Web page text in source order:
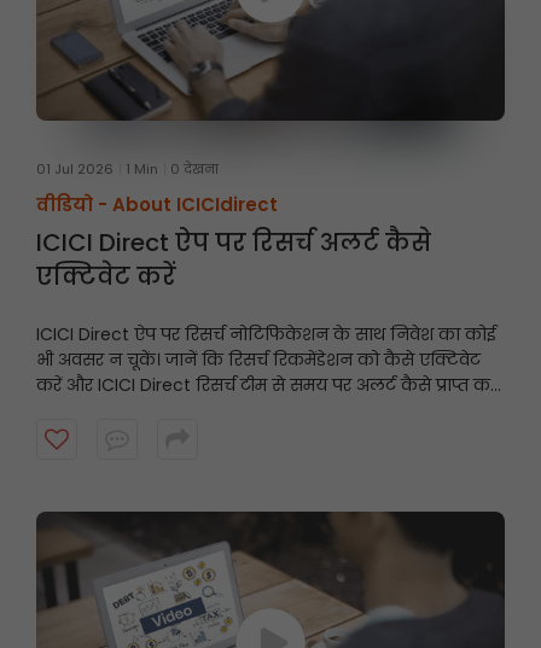
01 Jul 2026 1 Min 0 देखना
वीडियो - About ICICIdirect
ICICI Direct ऐप पर रिसर्च अलर्ट कैसे
एक्टिवेट करें
ICICI Direct ऐप पर रिसर्च नोटिफिकेशन के साथ निवेश का कोई
भी अवसर न चूकें। जानें कि रिसर्च रिकमेंडेशन को कैसे एक्टिवेट
करें और ICICI Direct रिसर्च टीम से समय पर अलर्ट कैसे प्राप्त करें।